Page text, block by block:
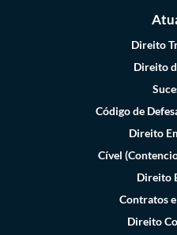
Direito
Direito
Código de
Direito
Cível
Direito
Contratos
Direito